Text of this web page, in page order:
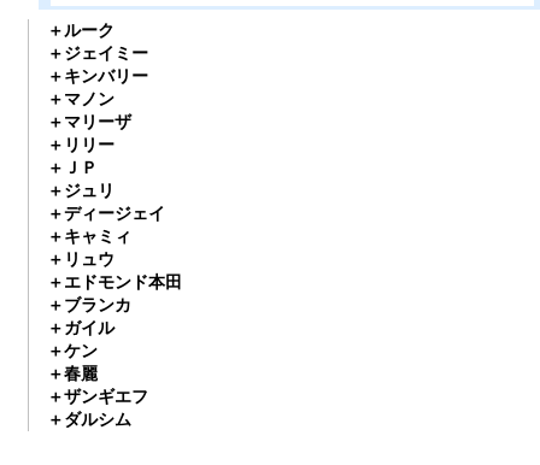
ルーク
ジェイミー
キンバリー
マノン
マリーザ
リリー
ＪＰ
ジュリ
ディージェイ
キャミィ
リュウ
エドモンド本田
ブランカ
ガイル
ケン
春麗
ザンギエフ
ダルシム